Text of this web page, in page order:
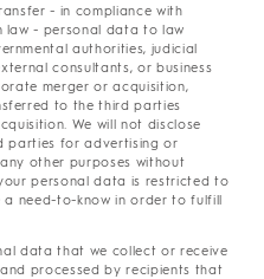
- in compliance with
- personal data to law
authorities, judicial
consultants, or business
merger or acquisition,
to the third parties
We will not disclose
parties for advertising or
other purposes without
personal data is restricted to
need-to-know in order to fulfill
data that we collect or receive
processed by recipients that